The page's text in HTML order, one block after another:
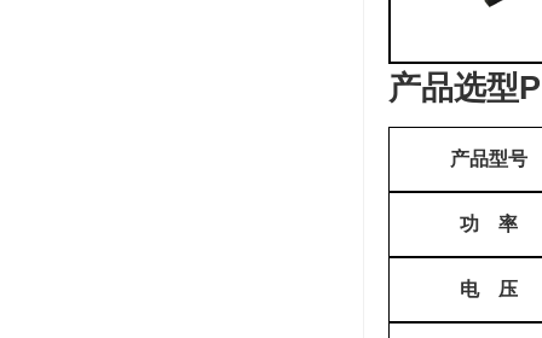
产品选型
产品型号
功 率
电 压